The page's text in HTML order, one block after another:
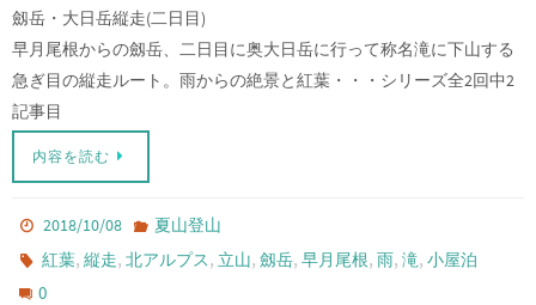
劔岳・大日岳縦走(二日目)
早月尾根からの劔岳、二日目に奥大日岳に行って称名滝に下山する
急ぎ目の縦走ルート。雨からの絶景と紅葉・・・シリーズ全2回中2
記事目
内容を読む
2018/10/08
夏山登山
紅葉,縦走,北アルプス, 立山,劔岳,早月尾根,雨,滝,小屋泊
0